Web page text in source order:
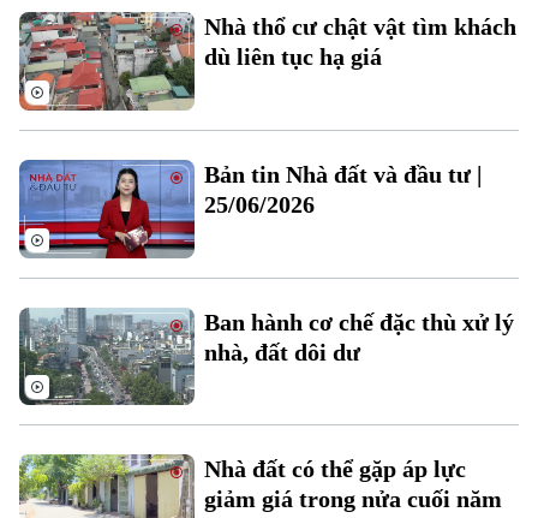
Xu hướng
Chuyên mục
Nhà thổ cư chật vật tìm khách
dù liên tục hạ giá
Bản tin Nhà đất và đầu tư |
25/06/2026
Ban hành cơ chế đặc thù xử lý
nhà, đất dôi dư
Nhà đất có thể gặp áp lực
giảm giá trong nửa cuối năm